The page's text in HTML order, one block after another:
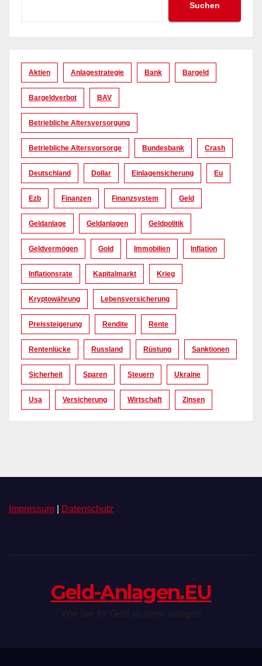
Suchen
Aktien Anlagestrategie Bank Bargeld
Bargeldverbot BAV
Betriebliche Altersversorgung
Betriebliche Altersvorsorge Bundesbank Crash
Deutschland Dollar Einlagensicherung Eu
Ezb Finanzen Finanzsystem Geld
Geldanlage Geldanlagen Geldpolitik
Geldvermögen Gold Immobilien Inflation
Inflationsrate Kapitalmarkt Krieg
Kryptowährung Lebensversicherung
Preissteigerung Rendite Rente
Rentenlücke Russland Rüstung Sanktionen
Sicherheit Sparen Steuern Ukraine
Usa Versicherung Wirtschaft Zinsen
Impressum Datenschutz
Geld-Anlagen.EU